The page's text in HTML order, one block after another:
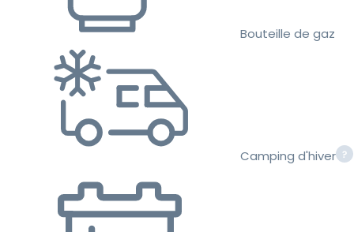
Bouteille de gaz
Camping d'hiver